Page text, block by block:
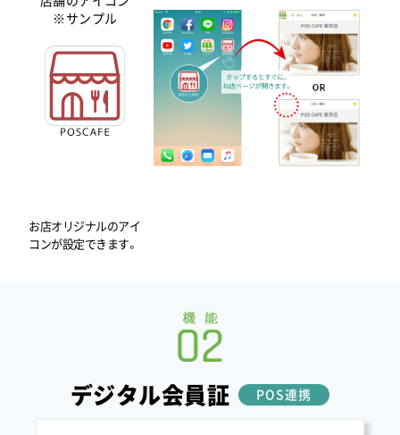
た。
2025.09
パティスリー＆カフェデリーモ 麻布台ヒルズ店様の
サービスがスタートしました。
2025.09
手打ちそば そばしき 紀尾井町店様のサービスがスタ
た。
2025.09
手打ちそば みや川 上野PARCO_ya店様のサービスが
2025.09
※サンプル
お店オリジナルのアイ
コンが設定できます。
デジタル会員証 POS連携